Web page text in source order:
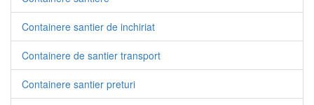
Containere santier de inchiriat
Containere de santier transport
Containere santier preturi